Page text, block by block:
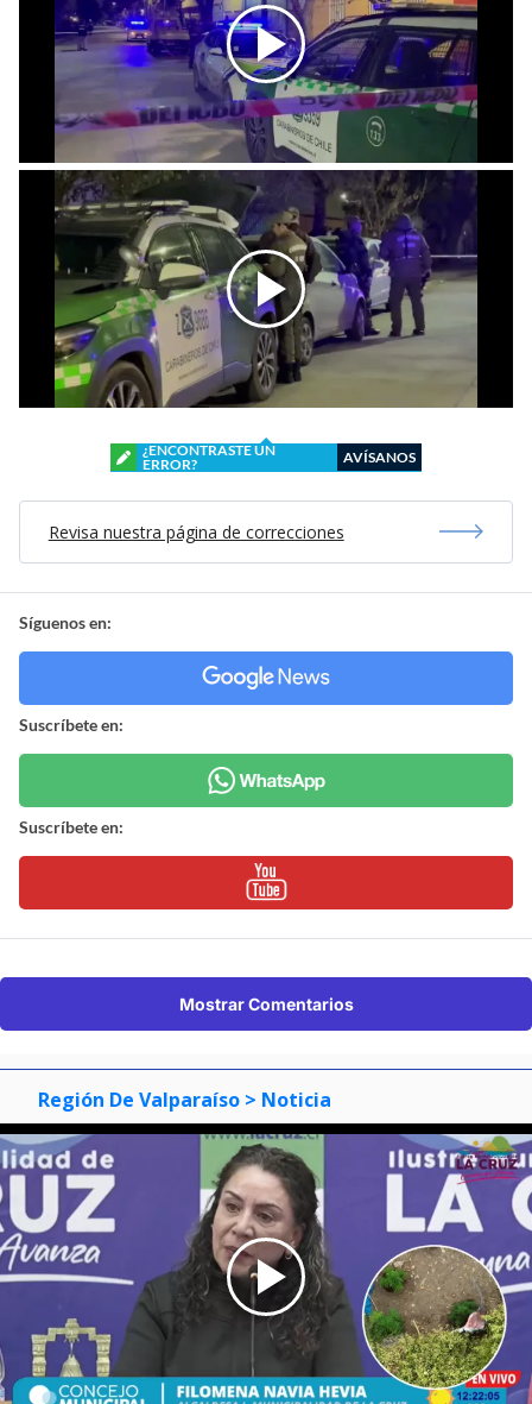
¿ENCONTRASTE UN
ERROR?
AVÍSANOS
Revisa nuestra página de correcciones
Síguenos en:
Suscríbete en:
Suscríbete en:
Mostrar Comentarios
Región De Valparaíso > Noticia